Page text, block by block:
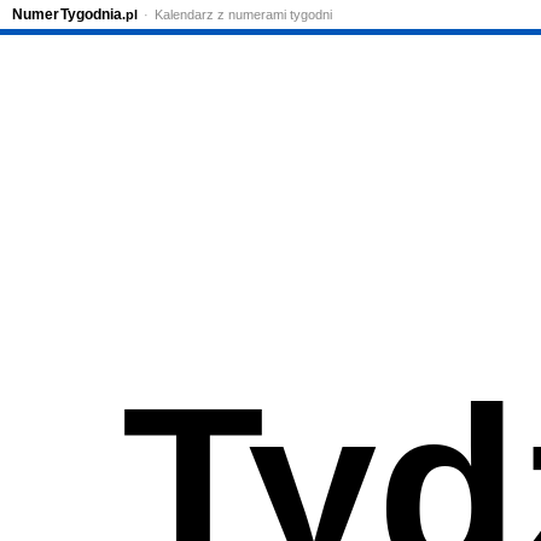
NumerTygodnia.pl Kalendarz z numerami tygodni